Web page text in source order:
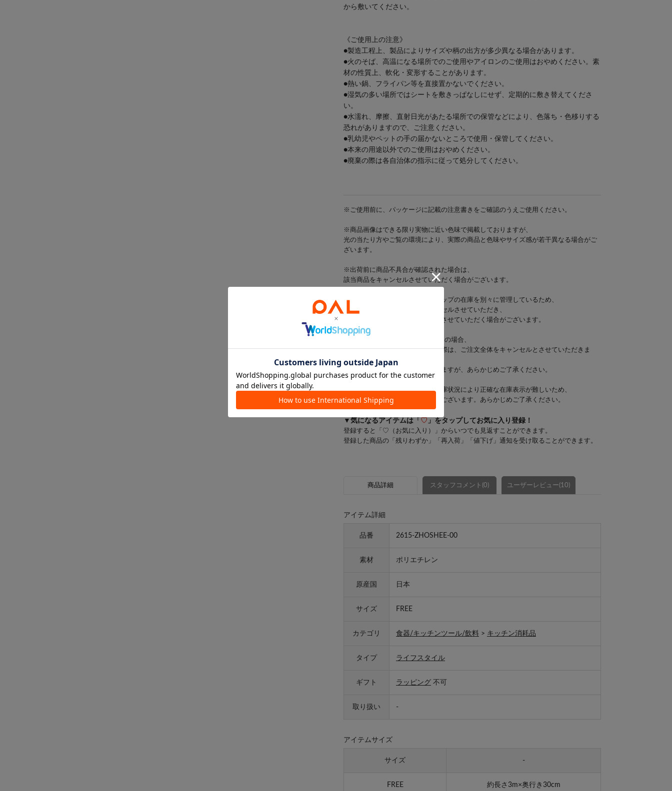
から敷いてください。
《ご使用上の注意》
●製造工程上、製品によりサイズや柄の出方が多少異なる場合があります。
●火のそば、高温になる場所でのご使用やアイロンのご使用はおやめください。素
材の性質上、軟化・変形することがあります。
●熱い鍋、フライパン等を直接置かないでください。
●湿気の多い場所ではシートを敷きっぱなしにせず、定期的に敷き替えてくださ
い。
●水濡れ、摩擦、直射日光があたる場所での保管などにより、色落ち・色移りする
恐れがありますので、ご注意ください。
●乳幼児やペットの手の届かないところで使用・保管してください。
●本来の用途以外でのご使用はおやめください。
●廃棄の際は各自治体の指示に従って処分してください。
※ご使用前に、パッケージに記載の注意書きをご確認のうえご使用ください。
※商品画像はできる限り実物に近い色味で掲載しておりますが、
光の当たり方やご覧の環境により、実際の商品と色味やサイズ感が若干異なる場合がご
ざいます。
※出荷前に商品不具合が確認された場合は、
該当商品をキャンセルさせていただく場合がございます。
※当店では店舗とオンラインショップの在庫を別々に管理しているため、
在庫状況により一部商品をキャンセルさせていただき、
在庫をご用意できた商品のみ発送させていただく場合がございます。
※お支払い方法がd払い・メルペイの場合、
一部商品のキャンセルが発生した際は、ご注文全体をキャンセルとさせていただきま
す。
お客様にはご迷惑をおかけいたしますが、あらかじめご了承ください。
※一部の商品では、商品仕様や在庫状況により正確な在庫表示が難しいため、
店舗在庫を表示していない場合がございます。あらかじめご了承ください。
▼気になるアイテムは「 ♡ 」をタップしてお気に入り登録！
登録すると「♡（お気に入り）」からいつでも見返すことができます。
登録した商品の「残りわずか」「再入荷」「値下げ」通知を受け取ることができます。
商品詳細 スタッフコメント(0) ユーザーレビュー(10)
アイテム詳細
品番 2615-ZHOSHEE-00
素材 ポリエチレン
原産国 日本
サイズ FREE
カテゴリ 食器/キッチンツール/飲料 > キッチン消耗品
タイプ ライフスタイル
ギフト ラッピング 不可
取り扱い -
アイテムサイズ
サイズ -
FREE 約長さ3m×奥行き30cm